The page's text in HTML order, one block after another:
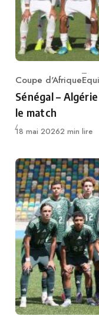
Category
Coupe d'Afrique
Sénégal –
le match
Publié
18 mai 20262 min lire